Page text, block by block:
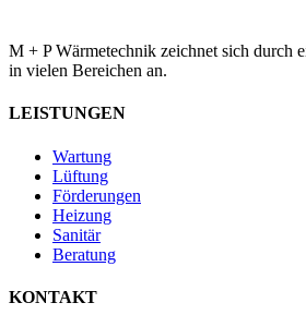
M + P Wärmetechnik zeichnet sich durch
in vielen Bereichen an.
LEISTUNGEN
Wartung
Lüftung
Förderungen
Heizung
Sanitär
Beratung
KONTAKT